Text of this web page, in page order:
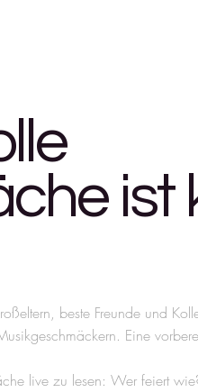
ist
beste Freunde und
Eine
live zu lesen: Wer feiert